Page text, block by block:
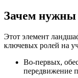
Зачем нужны
Этот элемент
ключевых ролей на
Во-первых,
передвижение